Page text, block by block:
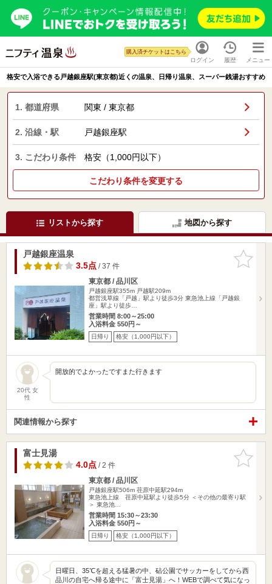
ログイン
購入済チケットはこちら
履歴 メニュー
格安で入浴できる戸越銀座駅(東京都)近くの温泉、日帰り温泉、スーパー銭湯おすすめ
1. 都道府県 関東 / 東京都
2. 沿線・駅 戸越銀座駅
3. こだわり条件 格安（1,000円以下）
こだわり条件を変更する
リストから探す 地図から探す
お気に入
りに追加
戸越銀座温泉
3.5点/ 37 件
東京都 / 品川区
戸越銀座駅355m 戸越駅209m
都営浅草線「戸越」駅より徒歩3分 東急池上線「戸越銀
座」駅より徒歩…
営業時間 8:00～25:00
入浴料金 550円～
日帰り 格安（1,000円以下）
20代 女
性
開放的でよかったですまた行きます
関連情報から探す
お気に入
りに追加
富士見湯
4.0点/ 2 件
東京都 / 品川区
戸越銀座駅506m 荏原中延駅294m
東急池上線 荏原中延駅より徒歩5分 ＜その他の最寄り駅
＞ 東急池…
営業時間 15:30～23:30
入浴料金 550円～
日帰り 格安（1,000円以下）
日曜日、35℃を超える猛暑の中、砧公園でサッカーをしてから西
品川の自宅へ帰る途中に「富士見湯」へ！WEBで調べて気になっ